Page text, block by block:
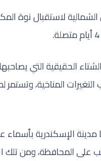
لاستقبال نوة
الإسكندرية بأسماء
على المحافظة، ومن